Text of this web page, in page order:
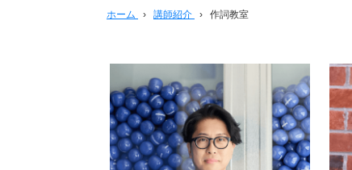
ホーム › 講師紹介 › 作詞教室